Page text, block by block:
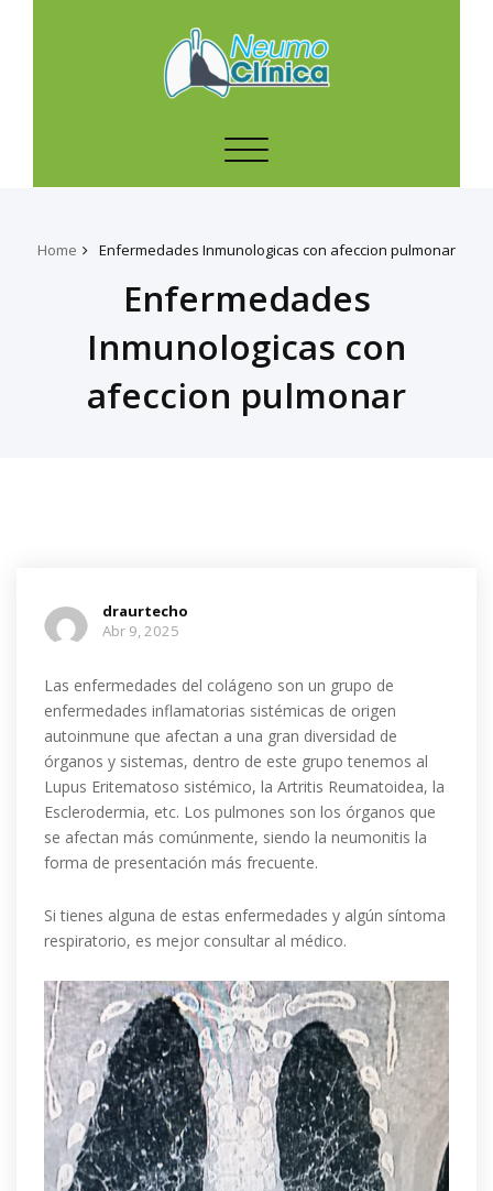
Toggle
Home Enfermedades Inmunologicas con afeccion pulmonar
Enfermedades
Inmunologicas con
afeccion pulmonar
draurtecho
Abr 9, 2025
Las enfermedades del colágeno son un grupo de
enfermedades inflamatorias sistémicas de origen
autoinmune que afectan a una gran diversidad de
órganos y sistemas, dentro de este grupo tenemos al
Lupus Eritematoso sistémico, la Artritis Reumatoidea, la
Esclerodermia, etc. Los pulmones son los órganos que
se afectan más comúnmente, siendo la neumonitis la
forma de presentación más frecuente.
Si tienes alguna de estas enfermedades y algún síntoma
respiratorio, es mejor consultar al médico.